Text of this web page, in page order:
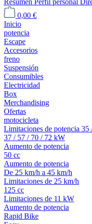
Resumen Perfil personal
0,00 €
Inicio
potencia
Escape
Accesorios
freno
Suspensión
Consumibles
Electricidad
Box
Merchandising
Ofertas
motocicleta
Limitaciones de potencia 35
37 / 57 / 70 / 72 kW
Aumento de potencia
50 cc
Aumento de potencia
De 25 km/h a 45 km/h
Limitaciones de 25 km/h
125 cc
Limitaciones de 11 kW
Aumento de potencia
Rapid Bike